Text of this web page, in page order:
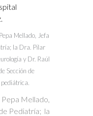
Mellado,
Pediatría; la